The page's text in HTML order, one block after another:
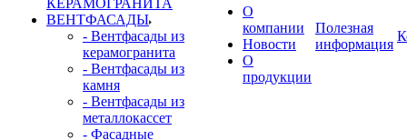
КЕРАМОГРАНИТА
ВЕНТФАСАДЫ
- Вентфасады из
керамогранита
- Вентфасады из
камня
- Вентфасады из
металлокассет
- Фасадные
О
компании
Новости
О
продукции
Полезная
информация